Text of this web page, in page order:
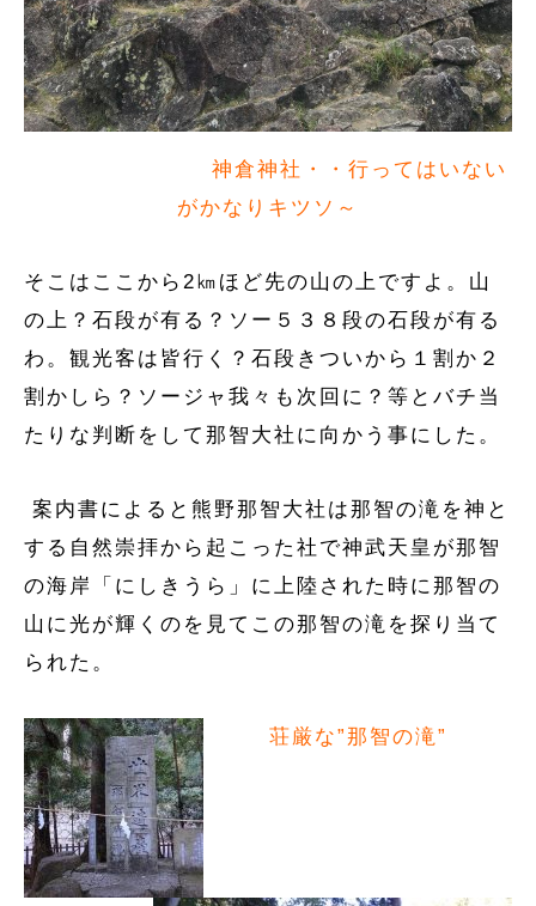
神倉神社・・行ってはいない
がかなりキツソ～
そこはここから2㎞ほど先の山の上ですよ。山
の上？石段が有る？ソー５３８段の石段が有る
わ。観光客は皆行く？石段きついから１割か２
割かしら？ソージャ我々も次回に？等とバチ当
たりな判断をして那智大社に向かう事にした。
案内書によると熊野那智大社は那智の滝を神と
する自然崇拝から起こった社で神武天皇が那智
の海岸「にしきうら」に上陸された時に那智の
山に光が輝くのを見てこの那智の滝を探り当て
られた。
荘厳な”那智の滝”